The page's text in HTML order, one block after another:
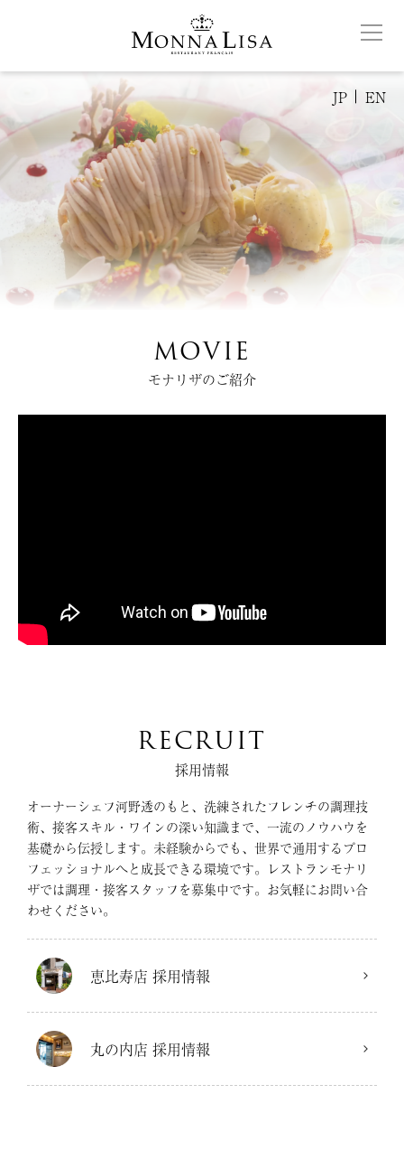
JP EN
MOVIE
モナリザのご紹介
RECRUIT
採用情報
オーナーシェフ河野透のもと、洗練されたフレンチの調理技
術、接客スキル・ワインの深い知識まで、一流のノウハウを
基礎から伝授します。未経験からでも、世界で通用するプロ
フェッショナルへと成長できる環境です。レストランモナリ
ザでは調理・接客スタッフを募集中です。お気軽にお問い合
わせください。
恵比寿店 採用情報
丸の内店 採用情報